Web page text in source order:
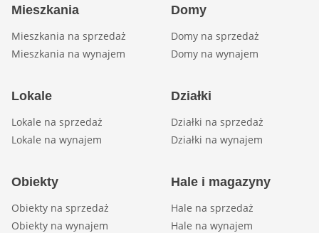
Mieszkania
Mieszkania na sprzedaż
Mieszkania na wynajem
Domy
Domy na sprzedaż
Domy na wynajem
Lokale
Lokale na sprzedaż
Lokale na wynajem
Działki
Działki na sprzedaż
Działki na wynajem
Obiekty
Obiekty na sprzedaż
Obiekty na wynajem
Hale i magazyny
Hale na sprzedaż
Hale na wynajem